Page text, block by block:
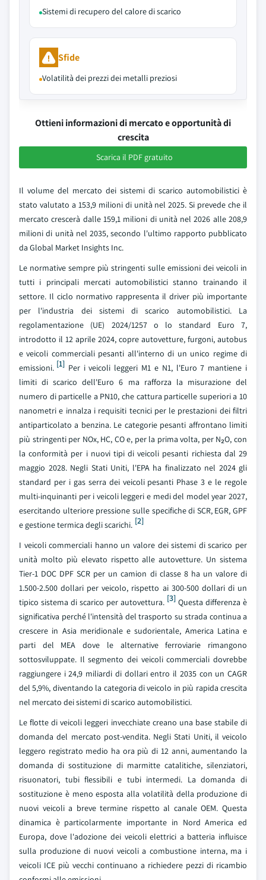
Sistemi di recupero del calore di scarico
Sfide
Volatilità dei prezzi dei metalli preziosi
Ottieni informazioni di mercato e opportunità di
crescita
Scarica il PDF gratuito
Il volume del mercato dei sistemi di scarico automobilistici è
stato valutato a 153,9 milioni di unità nel 2025. Si prevede che il
mercato crescerà dalle 159,1 milioni di unità nel 2026 alle 208,9
milioni di unità nel 2035, secondo l'ultimo rapporto pubblicato
da Global Market Insights Inc.
Le normative sempre più stringenti sulle emissioni dei veicoli in
tutti i principali mercati automobilistici stanno trainando il
settore. Il ciclo normativo rappresenta il driver più importante
per l'industria dei sistemi di scarico automobilistici. La
regolamentazione (UE) 2024/1257 o lo standard Euro 7,
introdotto il 12 aprile 2024, copre autovetture, furgoni, autobus
e veicoli commerciali pesanti all'interno di un unico regime di
emissioni. [1] Per i veicoli leggeri M1 e N1, l'Euro 7 mantiene i
limiti di scarico dell'Euro 6 ma rafforza la misurazione del
numero di particelle a PN10, che cattura particelle superiori a 10
nanometri e innalza i requisiti tecnici per le prestazioni dei filtri
antiparticolato a benzina. Le categorie pesanti affrontano limiti
più stringenti per NOx, HC, CO e, per la prima volta, per N₂O, con
la conformità per i nuovi tipi di veicoli pesanti richiesta dal 29
maggio 2028. Negli Stati Uniti, l'EPA ha finalizzato nel 2024 gli
standard per i gas serra dei veicoli pesanti Phase 3 e le regole
multi-inquinanti per i veicoli leggeri e medi del model year 2027,
esercitando ulteriore pressione sulle specifiche di SCR, EGR, GPF
e gestione termica degli scarichi. [2]
I veicoli commerciali hanno un valore dei sistemi di scarico per
unità molto più elevato rispetto alle autovetture. Un sistema
Tier-1 DOC DPF SCR per un camion di classe 8 ha un valore di
1.500-2.500 dollari per veicolo, rispetto ai 300-500 dollari di un
tipico sistema di scarico per autovettura. [3] Questa differenza è
significativa perché l'intensità del trasporto su strada continua a
crescere in Asia meridionale e sudorientale, America Latina e
parti del MEA dove le alternative ferroviarie rimangono
sottosviluppate. Il segmento dei veicoli commerciali dovrebbe
raggiungere i 24,9 miliardi di dollari entro il 2035 con un CAGR
del 5,9%, diventando la categoria di veicolo in più rapida crescita
nel mercato dei sistemi di scarico automobilistici.
Le flotte di veicoli leggeri invecchiate creano una base stabile di
domanda del mercato post-vendita. Negli Stati Uniti, il veicolo
leggero registrato medio ha ora più di 12 anni, aumentando la
domanda di sostituzione di marmitte catalitiche, silenziatori,
risuonatori, tubi flessibili e tubi intermedi. La domanda di
sostituzione è meno esposta alla volatilità della produzione di
nuovi veicoli a breve termine rispetto al canale OEM. Questa
dinamica è particolarmente importante in Nord America ed
Europa, dove l'adozione dei veicoli elettrici a batteria influisce
sulla produzione di nuovi veicoli a combustione interna, ma i
veicoli ICE più vecchi continuano a richiedere pezzi di ricambio